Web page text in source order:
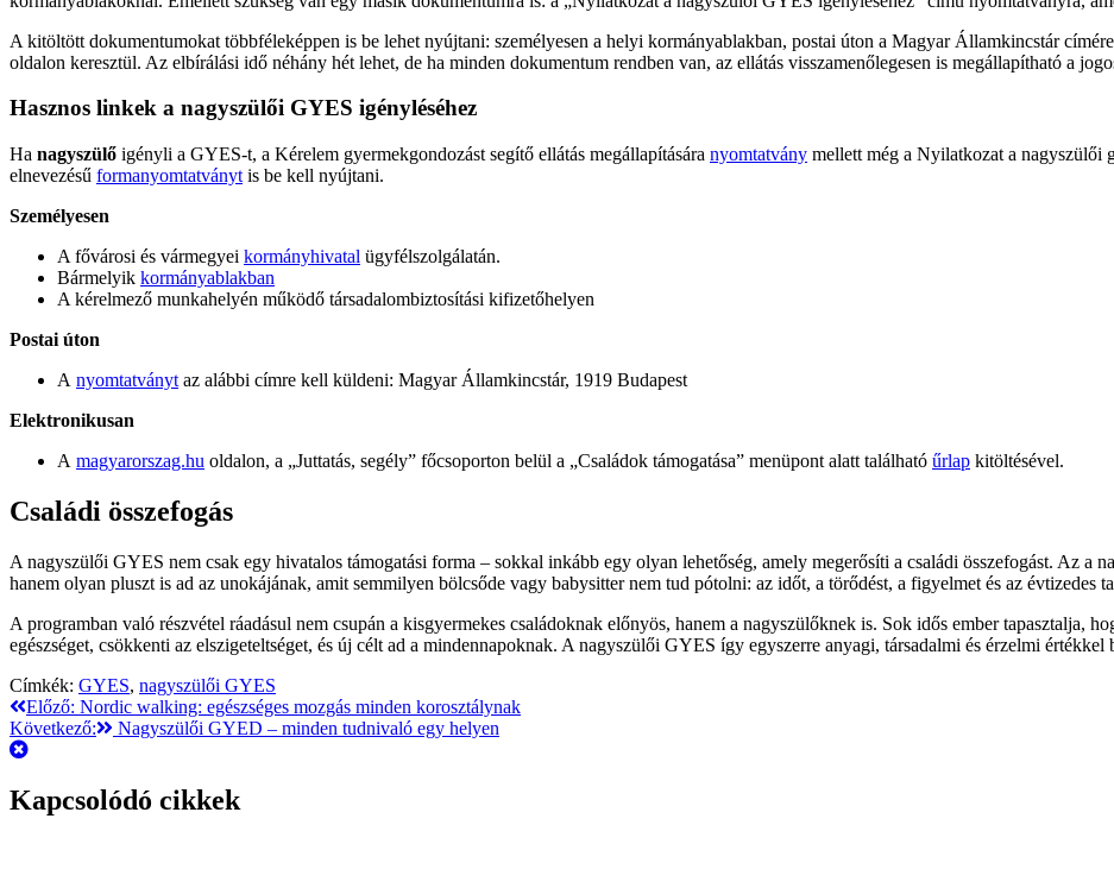
A kitöltött dokumentumokat többféleképpen is be lehet nyújtani: személyesen a helyi kormányablakban, postai úton a Magyar Államkincstár
oldalon keresztül. Az elbírálási idő néhány hét lehet, de ha minden dokumentum rendben van, az ellátás visszamenőlegesen is megállapítható a
Hasznos linkek a nagyszülői GYES igényléséhez
Ha nagyszülő igényli a GYES-t, a Kérelem gyermekgondozást segítő ellátás megállapítására nyomtatvány mellett még a Nyilatkozat a nagyszülői
elnevezésű formanyomtatványt is be kell nyújtani.
Személyesen
A fővárosi és vármegyei kormányhivatal ügyfélszolgálatán.
Bármelyik kormányablakban
A kérelmező munkahelyén működő társadalombiztosítási kifizetőhelyen
Postai úton
A nyomtatványt az alábbi címre kell küldeni: Magyar Államkincstár, 1919 Budapest
Elektronikusan
A magyarorszag.hu oldalon, a „Juttatás, segély” főcsoporton belül a „Családok támogatása” menüpont alatt található űrlap kitöltésével.
Családi összefogás
A nagyszülői GYES nem csak egy hivatalos támogatási forma – sokkal inkább egy olyan lehetőség, amely megerősíti a családi összefogást. Az a
hanem olyan pluszt is ad az unokájának, amit semmilyen bölcsőde vagy babysitter nem tud pótolni: az időt, a törődést, a figyelmet és az évtizedes
A programban való részvétel ráadásul nem csupán a kisgyermekes családoknak előnyös, hanem a nagyszülőknek is. Sok idős ember tapasztalja,
egészséget, csökkenti az elszigeteltséget, és új célt ad a mindennapoknak. A nagyszülői GYES így egyszerre anyagi, társadalmi és érzelmi értékkel
Címkék: GYES, nagyszülői GYES
Bejegyzés
navigáció
Előző: Nordic walking: egészséges mozgás minden korosztálynak
Következő:
Nagyszülői GYED – minden tudnivaló egy helyen
Kapcsolódó cikkek